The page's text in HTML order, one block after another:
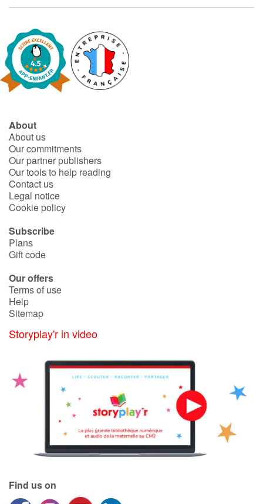
Fable, myth, literature and poetry
Princesses and princes, kings, queens and dragons
Ogres, monsters and witches
Heroines and Heroes
Ecology, nature, seasons
The animals
Travel, epic, investigation, adventure
Around the world
Learning
Documentaries
At school
Festivals and events
Love and friendship
Emotions and feelings
About
About us
Our commitments
Our partner publishers
Our tools to help reading
Contact us
Legal notice
Cookie policy
Subscribe
Plans
Gift code
Our offers
Terms of use
Help
Sitemap
Storyplay'r in video
Find us on